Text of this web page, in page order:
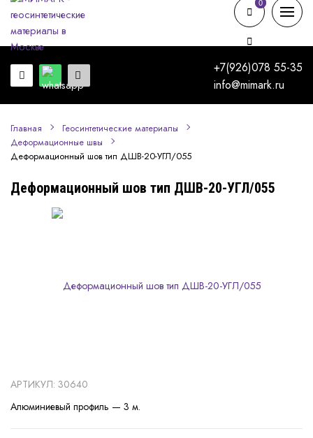
+7(926)078 55-35
info@mimark.ru
0
0
Главная
Геосинтетические материалы
Деформационные швы
Деформационный шов тип ДШВ-20-УГЛ/055
Деформационный шов тип ДШВ-20-УГЛ/055
АРТИКУЛ: 30640
Алюминиевый профиль — 3 м.